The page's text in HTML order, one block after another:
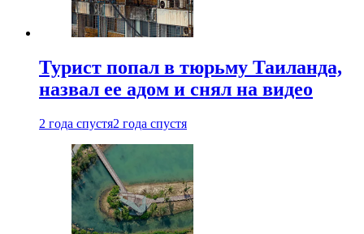
Турист попал в тюрьму Таиланда,
назвал ее адом и снял на видео
2 года спустя2 года спустя